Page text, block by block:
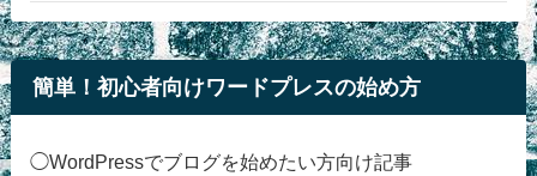
簡単！初心者向けワードプレスの始め方
◯WordPressでブログを始めたい方向け記事